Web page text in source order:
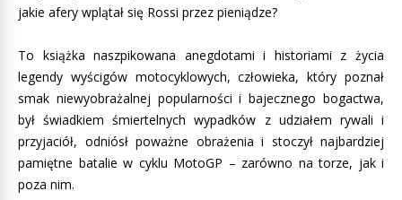
jakie afery wplątał się Rossi przez pieniądze?
To książka naszpikowana anegdotami i historiami z życia
legendy wyścigów motocyklowych, człowieka, który poznał
smak niewyobrażalnej popularności i bajecznego bogactwa,
był świadkiem śmiertelnych wypadków z udziałem rywali i
przyjaciół, odniósł poważne obrażenia i stoczył najbardziej
pamiętne batalie w cyklu MotoGP – zarówno na torze, jak i
poza nim.